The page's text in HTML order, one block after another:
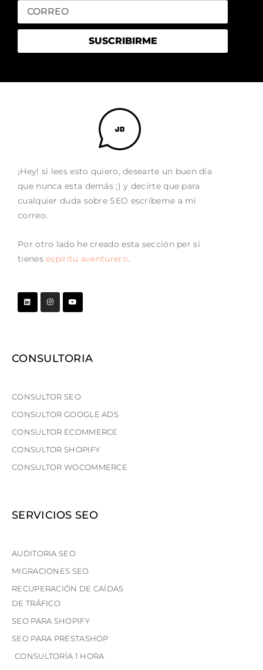
SUSCRIBIRME
¡Hey! si lees esto quiero, desearte un buen día
que nunca esta demás ;) y decirte que para
cualquier duda sobre SEO escríbeme a mi
correo.
Por otro lado he creado esta sección per si
tienesespíritu aventurero.
CONSULTORIA
CONSULTOR SEO
CONSULTOR GOOGLE ADS
CONSULTOR ECOMMERCE
CONSULTOR SHOPIFY
CONSULTOR WOCOMMERCE
SERVICIOS SEO
AUDITORIA SEO
MIGRACIONES SEO
RECUPERACIÓN DE CAÍDAS
DE TRÁFICO
SEO PARA SHOPIFY
SEO PARA PRESTASHOP
CONSULTORÍA 1 HORA